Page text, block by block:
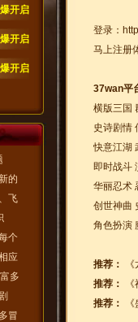
登录：
马上注册
37wan平
横版三国
史诗剧情
快意江湖
即时战斗
华丽忍术
创世神曲
角色扮演
推荐：
推荐：
推荐：
开启
开启
开启
的
飞
个
应
多
冒